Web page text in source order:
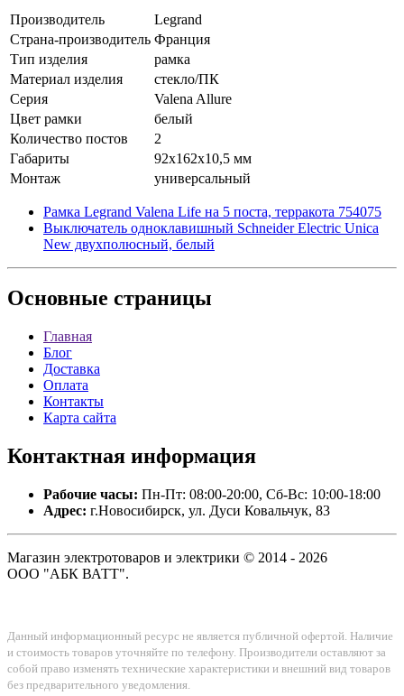
Производитель
Legrand
Страна-производитель Франция
Тип изделия
рамка
Материал изделия
стекло/ПК
Серия
Valena Allure
Цвет рамки
белый
Количество постов
2
Габариты
92x162x10,5 мм
Монтаж
универсальный
Рамка Legrand Valena Life на 5 поста, терракота 754075
Выключатель одноклавишный Schneider Electric Unica
New двухполюсный, белый
Основные страницы
Главная
Блог
Доставка
Оплата
Контакты
Карта сайта
Контактная информация
Рабочие часы: Пн-Пт: 08:00-20:00, Сб-Вс: 10:00-18:00
Адрес: г.Новосибирск, ул. Дуси Ковальчук, 83
Магазин электротоваров и электрики © 2014 - 2026
ООО "АБК ВАТТ".
Данный информационный ресурс не является публичной офертой. Наличие
и стоимость товаров уточняйте по телефону. Производители оставляют за
собой право изменять технические характеристики и внешний вид товаров
без предварительного уведомления.